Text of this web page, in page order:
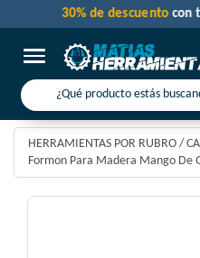
Toggle navigation
30% de descuentocon
HERRAMIENTAS POR RUBRO /
Formon Para Madera Mango De